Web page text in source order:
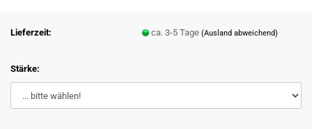
Lieferzeit: ca. 3-5 Tage(Ausland abweichend)
Stärke: